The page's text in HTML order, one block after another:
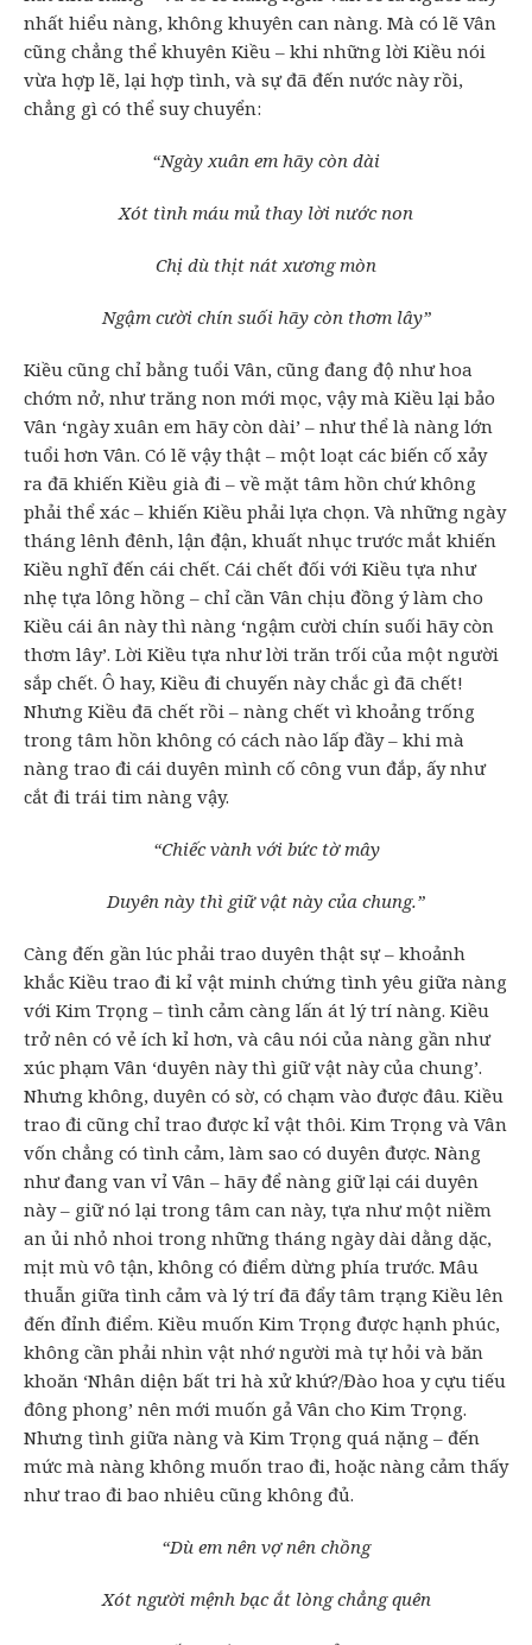
nhất hiểu nàng, không khuyên can nàng. Mà có lẽ Vân
cũng chẳng thể khuyên Kiều – khi những lời Kiều nói
vừa hợp lẽ, lại hợp tình, và sự đã đến nước này rồi,
chẳng gì có thể suy chuyển:
“Ngày xuân em hãy còn dài
Xót tình máu mủ thay lời nước non
Chị dù thịt nát xương mòn
Ngậm cười chín suối hãy còn thơm lây”
Kiều cũng chỉ bằng tuổi Vân, cũng đang độ như hoa
chớm nở, như trăng non mới mọc, vậy mà Kiều lại bảo
Vân ‘ngày xuân em hãy còn dài’ – như thể là nàng lớn
tuổi hơn Vân. Có lẽ vậy thật – một loạt các biến cố xảy
ra đã khiến Kiều già đi – về mặt tâm hồn chứ không
phải thể xác – khiến Kiều phải lựa chọn. Và những ngày
tháng lênh đênh, lận đận, khuất nhục trước mắt khiến
Kiều nghĩ đến cái chết. Cái chết đối với Kiều tựa như
nhẹ tựa lông hồng – chỉ cần Vân chịu đồng ý làm cho
Kiều cái ân này thì nàng ‘ngậm cười chín suối hãy còn
thơm lây’. Lời Kiều tựa như lời trăn trối của một người
sắp chết. Ô hay, Kiều đi chuyến này chắc gì đã chết!
Nhưng Kiều đã chết rồi – nàng chết vì khoảng trống
trong tâm hồn không có cách nào lấp đầy – khi mà
nàng trao đi cái duyên mình cố công vun đắp, ấy như
cắt đi trái tim nàng vậy.
“Chiếc vành với bức tờ mây
Duyên này thì giữ vật này của chung.”
Càng đến gần lúc phải trao duyên thật sự – khoảnh
khắc Kiều trao đi kỉ vật minh chứng tình yêu giữa nàng
với Kim Trọng – tình cảm càng lấn át lý trí nàng. Kiều
trở nên có vẻ ích kỉ hơn, và câu nói của nàng gần như
xúc phạm Vân ‘duyên này thì giữ vật này của chung’.
Nhưng không, duyên có sờ, có chạm vào được đâu. Kiều
trao đi cũng chỉ trao được kỉ vật thôi. Kim Trọng và Vân
vốn chẳng có tình cảm, làm sao có duyên được. Nàng
như đang van vỉ Vân – hãy để nàng giữ lại cái duyên
này – giữ nó lại trong tâm can này, tựa như một niềm
an ủi nhỏ nhoi trong những tháng ngày dài dằng dặc,
mịt mù vô tận, không có điểm dừng phía trước. Mâu
thuẫn giữa tình cảm và lý trí đã đẩy tâm trạng Kiều lên
đến đỉnh điểm. Kiều muốn Kim Trọng được hạnh phúc,
không cần phải nhìn vật nhớ người mà tự hỏi và băn
khoăn ‘Nhân diện bất tri hà xử khứ?/Đào hoa y cựu tiếu
đông phong’ nên mới muốn gả Vân cho Kim Trọng.
Nhưng tình giữa nàng và Kim Trọng quá nặng – đến
mức mà nàng không muốn trao đi, hoặc nàng cảm thấy
như trao đi bao nhiêu cũng không đủ.
“Dù em nên vợ nên chồng
Xót người mệnh bạc ắt lòng chẳng quên